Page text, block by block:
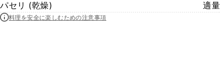
パセリ (乾燥)
適量
料理を安全に楽しむための注意事項